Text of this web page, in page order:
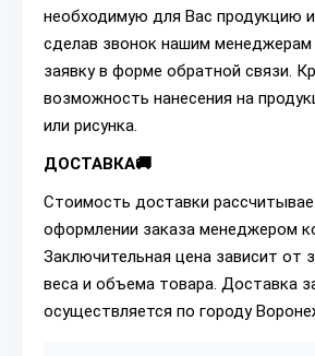
необходимую для Вас продукцию
сделав звонок нашим менеджерам
заявку в форме обратной связи.
возможность нанесения на
или рисунка.
ДОСТАВКА🚚
Стоимость доставки
оформлении заказа менеджером
Заключительная цена зависит от
веса и объема товара. Доставка
осуществляется по городу